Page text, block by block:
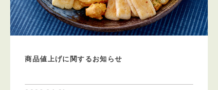
商品値上げに関するお知らせ